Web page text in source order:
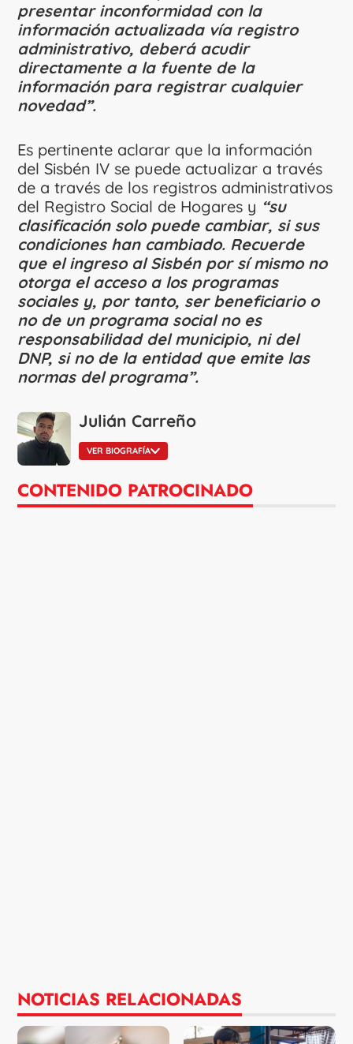
presentar inconformidad con la
información actualizada vía registro
administrativo, deberá acudir
directamente a la fuente de la
información para registrar cualquier
novedad”.
Es pertinente aclarar que la información
del Sisbén IV se puede actualizar a través
de a través de los registros administrativos
del Registro Social de Hogares y “su
clasificación solo puede cambiar, si sus
condiciones han cambiado. Recuerde
que el ingreso al Sisbén por sí mismo no
otorga el acceso a los programas
sociales y, por tanto, ser beneficiario o
no de un programa social no es
responsabilidad del municipio, ni del
DNP, si no de la entidad que emite las
normas del programa”.
Julián Carreño
VER BIOGRAFÍA
CONTENIDO PATROCINADO
NOTICIAS RELACIONADAS